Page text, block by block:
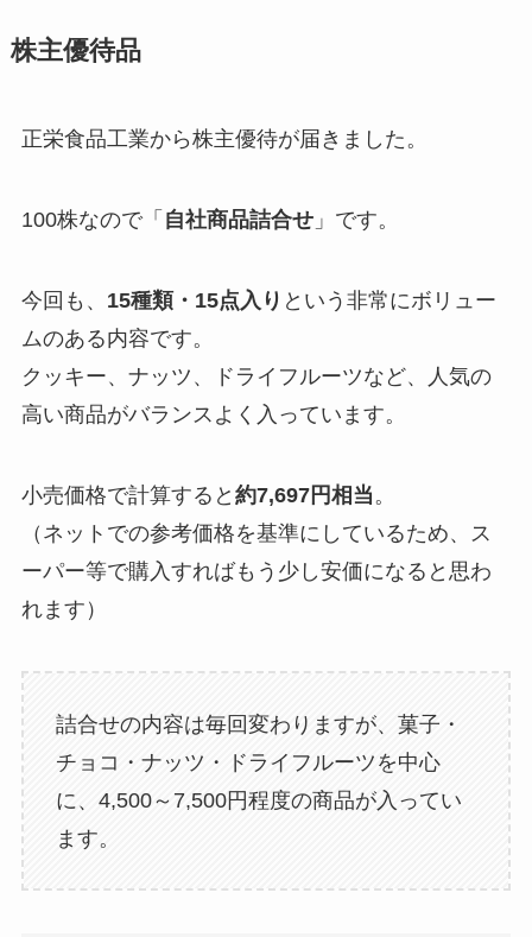
株主優待品
正栄食品工業から株主優待が届きました。
100株なので「 自社商品詰合せ」です。
今回も、 15種類・15点入り という非常にボリュー
ムのある内容です。
クッキー、ナッツ、ドライフルーツなど、人気の
高い商品がバランスよく入っています。
小売価格で計算すると 約7,697円相当 。
（ネットでの参考価格を基準にしているため、ス
ーパー等で購入すればもう少し安価になると思わ
れます）
詰合せの内容は毎回変わりますが、菓子・
チョコ・ナッツ・ドライフルーツを中心
に、4,500～7,500円程度の商品が入ってい
ます。